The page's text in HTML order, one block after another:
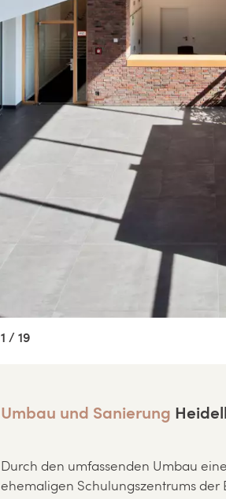
1 / 19
Umbau und Sanierung
Durch den umfassenden Umbau
ehemaligen Schulungszentrums der